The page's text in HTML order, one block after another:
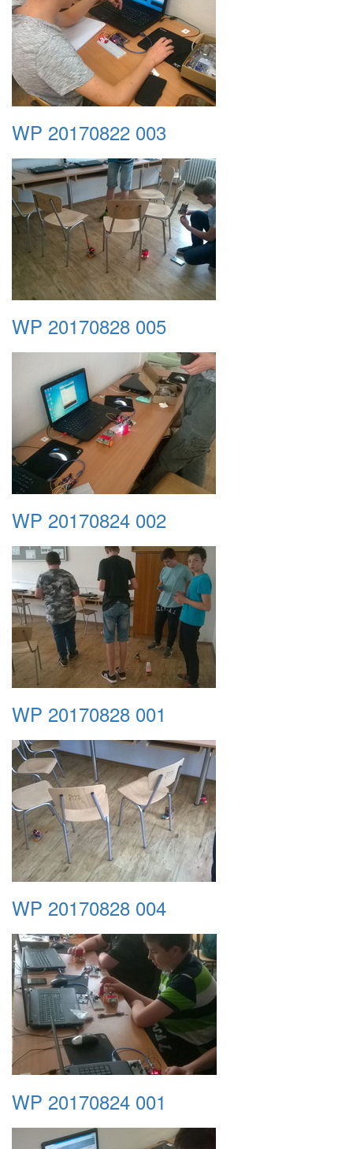
WP 20170822 003
WP 20170828 005
WP 20170824 002
WP 20170828 001
WP 20170828 004
WP 20170824 001